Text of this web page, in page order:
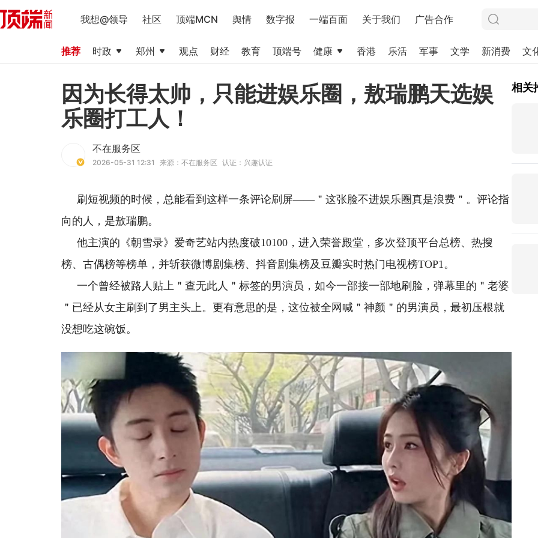
我想@领导 社区 顶端MCN 舆情 数字报 一端百面 关于我们 广告合作
推荐 时政 郑州 观点 财经 教育 顶端号 健康 香港 乐活 军事 文学 新消费 文
因为长得太帅，只能进娱乐圈，敖瑞鹏天选娱
乐圈打工人！
不在服务区
2026-05-31 12:31 来源：不在服务区 认证：兴趣认证
刷短视频的时候，总能看到这样一条评论刷屏——＂这张脸不进娱乐圈真是浪费＂。评论指
向的人，是敖瑞鹏。
他主演的《朝雪录》爱奇艺站内热度破10100，进入荣誉殿堂，多次登顶平台总榜、热搜
榜、古偶榜等榜单，并斩获微博剧集榜、抖音剧集榜及豆瓣实时热门电视榜TOP1。
一个曾经被路人贴上＂查无此人＂标签的男演员，如今一部接一部地刷脸，弹幕里的＂老婆
＂已经从女主刷到了男主头上。更有意思的是，这位被全网喊＂神颜＂的男演员，最初压根就
没想吃这碗饭。
相关